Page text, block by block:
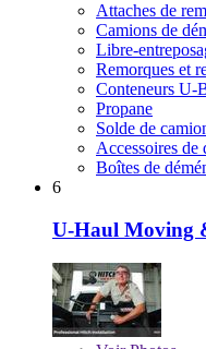
Attaches de
Camions de
Libre-
Remorques et
Conteneurs U-
Propane
Solde de
Accessoires de
Boîtes de
6
U-Haul Moving